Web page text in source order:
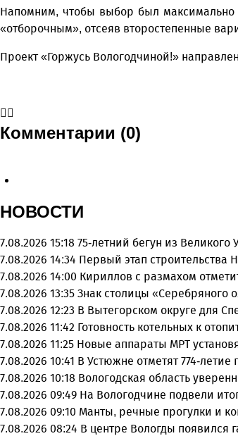
Напомним, чтобы выбор был максимально
«отборочным», отсеяв второстепенные
Проект «Горжусь Вологодчиной!»
Комментарии (0)
НОВОСТИ
7.08.2026 15:18 75-летний бегун из
7.08.2026 14:34 Первый этап
7.08.2026 14:00 Кириллов с размахом
7.08.2026 13:35 Знак столицы «Серебряного
7.08.2026 12:23 В Вытегорском округе для
7.08.2026 11:42 Готовность котельных к
7.08.2026 11:25 Новые аппараты МРТ
7.08.2026 10:41 В Устюжне отметят 774-
7.08.2026 10:18 Вологодская область
7.08.2026 09:49 На Вологодчине подвели
7.08.2026 09:10 Манты, речные прогулки и
7.08.2026 08:24 В центре Вологды появился